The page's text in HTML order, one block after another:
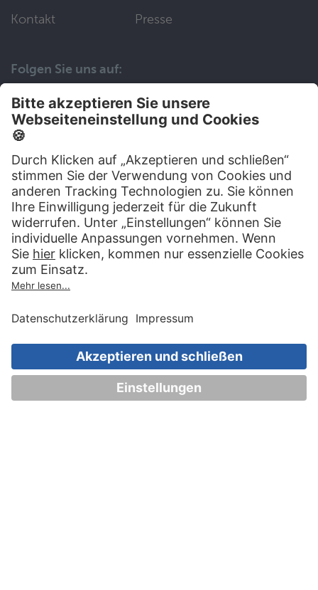
Kontakt
Presse
Folgen Sie uns auf:
Wir helfen Ihnen gerne weiter
030 83 79 99 97
Top Artikel
Artikel auswählen